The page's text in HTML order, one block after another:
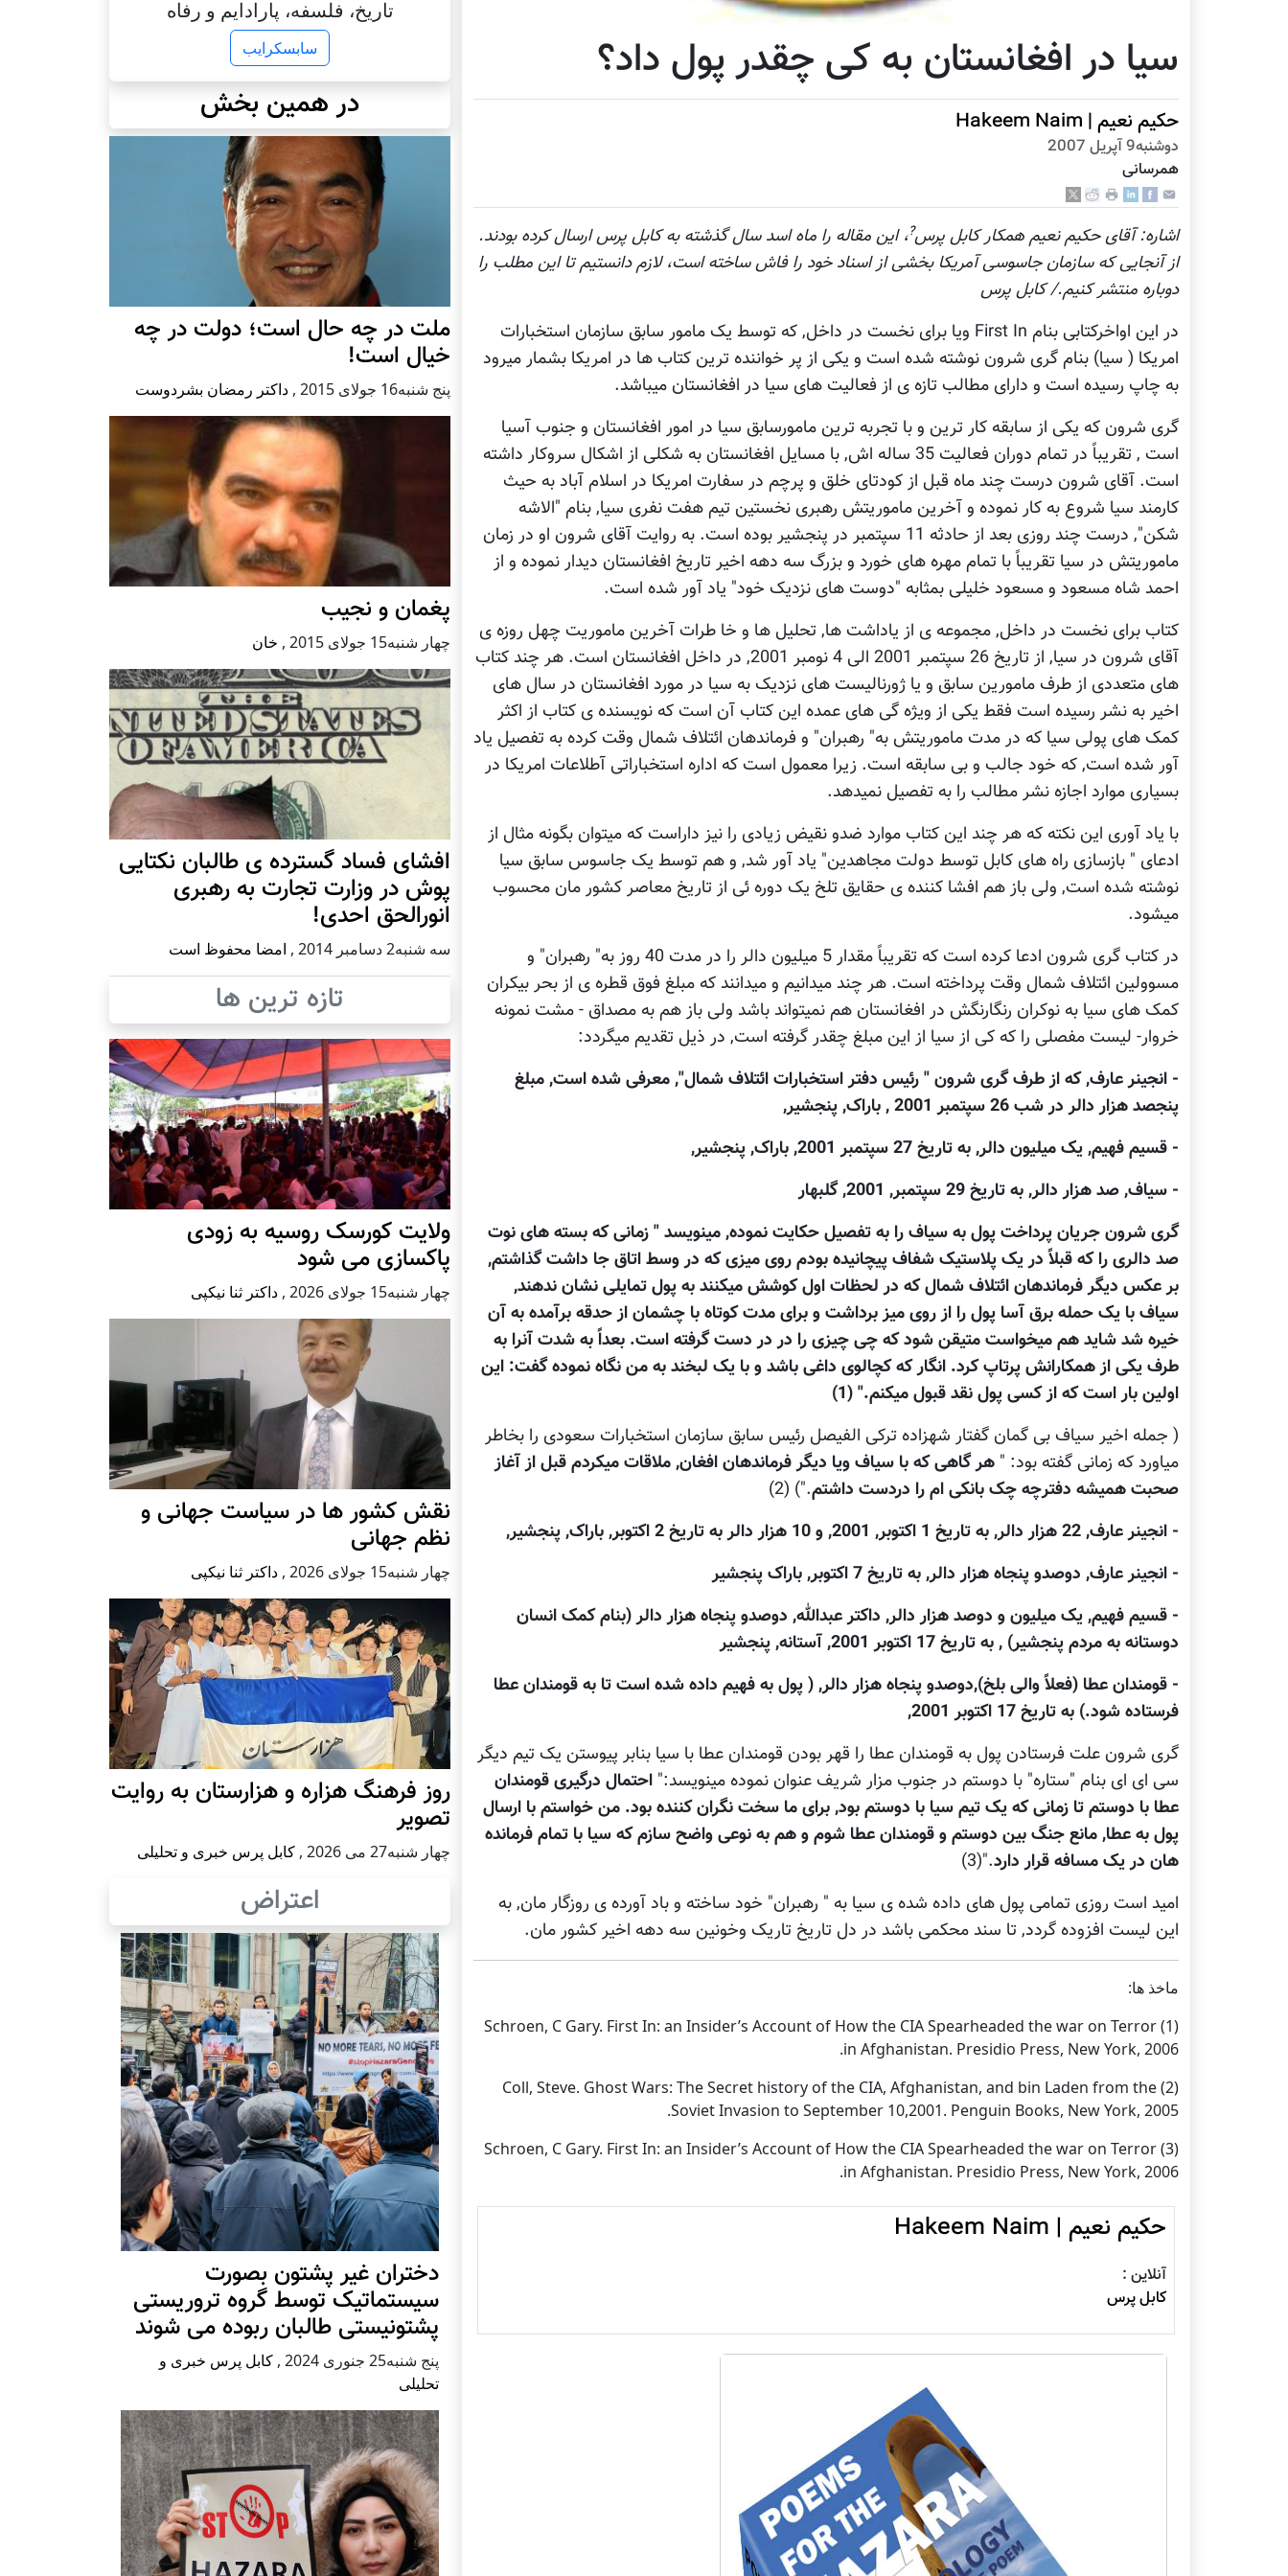
سیا در افغانستان به کی چقدر پول داد؟
حکيم نعيم | Hakeem Naim
دوشنبه9 آپریل 2007
همرسانی
اشاره: آقای حکيم نعيم همکار کابل پرس?، اين مقاله را ماه اسد سال گذشته به کابل پرس ارسال کرده بودند.
از آنجايی که سازمان جاسوسی آمريکا بخشی از اسناد خود را فاش ساخته است، لازم دانستيم تا اين مطلب را
دوباره منتشر کنيم./ کابل پرس
در این اواخرکتابی بنام First In ویا برای نخست در داخل, که توسط یک مامور سابق سازمان استخبارات
امریکا ( سیا) بنام گری شرون نوشته شده است و یکی از پر خواننده ترین کتاب ها در امریکا بشمار میرود
به چاپ رسیده است و دارای مطالب تازه ی از فعالیت های سیا در افغانستان میباشد.
گری شرون که یکی از سابقه کار ترین و با تجربه ترین مامورسابق سیا در امور افغانستان و جنوب آسیا
است , تقریباً در تمام دوران فعالیت 35 ساله اش, با مسایل افغانستان به شکلی از اشکال سروکار داشته
است. آقای شرون درست چند ماه قبل از کودتای خلق و پرچم در سفارت امریکا در اسلام آباد به حیث
کارمند سیا شروع به کار نموده و آخرین ماموریتش رهبری نخستین تیم هفت نفری سیا, بنام "الاشه
شکن", درست چند روزی بعد از حادثه 11 سپتمبر در پنجشیر بوده است. به روایت آقای شرون او در زمان
ماموریتش در سیا تقریباً با تمام مهره های خورد و بزرگ سه دهه اخیر تاریخ افغانستان دیدار نموده و از
احمد شاه مسعود و مسعود خلیلی بمثابه "دوست های نزدیک خود" یاد آور شده است.
کتاب برای نخست در داخل, مجموعه ی از یاداشت ها, تحلیل ها و خا طرات آخرین ماموریت چهل روزه ی
آقای شرون در سیا, از تاریخ 26 سپتمبر 2001 الی 4 نومبر 2001, در داخل افغانستان است. هر چند کتاب
های متعددی از طرف مامورین سابق و یا ژورنالیست های نزدیک به سیا در مورد افغانستان در سال های
اخیر به نشر رسیده است فقط یکی از ویژه گی های عمده این کتاب آن است که نویسنده ی کتاب از اکثر
کمک های پولی سیا که در مدت ماموریتش به" رهبران" و فرماندهان ائتلاف شمال وقت کرده به تفصیل یاد
آور شده است, که خود جالب و بی سابقه است. زیرا معمول است که اداره استخباراتی آطلاعات امریکا در
بسیاری موارد اجازه نشر مطالب را به تفصیل نمیدهد.
با یاد آوری این نکته که هر چند این کتاب موارد ضدو نقیض زیادی را نیز داراست که میتوان بگونه مثال از
ادعای " بازسازی راه های کابل توسط دولت مجاهدین" یاد آور شد, و هم توسط یک جاسوس سابق سیا
نوشته شده است, ولی باز هم افشا کننده ی حقایق تلخ یک دوره ئی از تاریخ معاصر کشور مان محسوب
میشود.
در کتاب گری شرون ادعا کرده است که تقریباً مقدار 5 میلیون دالر را در مدت 40 روز به" رهبران" و
مسوولین ائتلاف شمال وقت پرداخته است. هر چند میدانیم و میدانند که مبلغ فوق قطره ی از بحر بیکران
کمک های سیا به نوکران رنگارنگش در افغانستان هم نمیتواند باشد ولی باز هم به مصداق - مشت نمونه
خروار- لیست مفصلی را که کی از سیا از این مبلغ چقدر گرفته است, در ذیل تقدیم میگردد:
- انجینر عارف, که از طرف گری شرون " رئیس دفتر استخبارات ائتلاف شمال", معرفی شده است, مبلغ
پنجصد هزار دالر در شب 26 سپتمبر 2001 , باراک, پنجشیر,
- قسیم فهیم, یک میلیون دالر, به تاریخ 27 سپتمبر 2001, باراک, پنجشیر,
- سیاف, صد هزار دالر, به تاریخ 29 سپتمبر, 2001, گلبهار
گری شرون جریان پرداخت پول به سیاف را به تفصیل حکایت نموده, مینویسد " زمانی که بسته های نوت
صد دالری را که قبلاً در یک پلاستیک شفاف پیچانیده بودم روی میزی که در وسط اتاق جا داشت گذاشتم,
بر عکس دیگر فرماندهان ائتلاف شمال که در لحظات اول کوشش میکنند به پول تمایلی نشان ندهند,
سیاف با یک حمله برق آسا پول را از روی میز برداشت و برای مدت کوتاه با چشمان از حدقه برآمده به آن
خیره شد شاید هم میخواست متیقن شود که چی چیزی را در در دست گرفته است. بعداً به شدت آنرا به
طرف یکی از همکارانش پرتاپ کرد. انگار که کچالوی داغی باشد و با یک لبخند به من نگاه نموده گفت: این
اولین بار است که از کسی پول نقد قبول میکنم." (1)
( جمله اخیر سیاف بی گمان گفتار شهزاده ترکی الفیصل رئیس سابق سازمان استخبارات سعودی را بخاطر
میاورد که زمانی گفته بود: " هر گاهی که با سیاف ویا دیگر فرماندهان افغان, ملاقات میکردم قبل از آغاز
صحبت همیشه دفترچه چک بانکی ام را دردست داشتم.") (2)
- انجینر عارف, 22 هزار دالر, به تاریخ 1 اکتوبر, 2001, و 10 هزار دالر به تاریخ 2 اکتوبر, باراک, پنجشیر,
- انجینر عارف, دوصدو پنجاه هزار دالر, به تاریخ 7 اکتوبر, باراک پنجشیر
- قسیم فهیم, یک میلیون و دوصد هزار دالر, داکتر عبدالله, دوصدو پنجاه هزار دالر (بنام کمک انسان
دوستانه به مردم پنجشیر) , به تاریخ 17 اکتوبر 2001, آستانه, پنجشیر
- قومندان عطا (فعلاً والی بلخ),دوصدو پنجاه هزار دالر, ( پول به فهیم داده شده است تا به قومندان عطا
فرستاده شود.) به تاریخ 17 اکتوبر 2001,
گری شرون علت فرستادن پول به قومندان عطا را قهر بودن قومندان عطا با سیا بنابر پیوستن یک تیم دیگر
سی ای ای بنام "ستاره" با دوستم در جنوب مزار شریف عنوان نموده مینویسد:" احتمال درگیری قومندان
عطا با دوستم تا زمانی که یک تیم سیا با دوستم بود, برای ما سخت نگران کننده بود. من خواستم با ارسال
پول به عطا, مانع جنگ بین دوستم و قومندان عطا شوم و هم به نوعی واضح سازم که سیا با تمام فرمانده
هان در یک مسافه قرار دارد."(3)
امید است روزی تمامی پول های داده شده ی سیا به " رهبران" خود ساخته و باد آورده ی روزگار مان, به
این لیست افزوده گردد, تا سند محکمی باشد در دل تاریخ تاریک وخونین سه دهه اخیر کشور مان.
ماخذ ها:
(1) Schroen, C Gary. First In: an Insider’s Account of How the CIA Spearheaded the war on Terror
in Afghanistan. Presidio Press, New York, 2006.
(2) Coll, Steve. Ghost Wars: The Secret history of the CIA, Afghanistan, and bin Laden from the
Soviet Invasion to September 10,2001. Penguin Books, New York, 2005.
(3) Schroen, C Gary. First In: an Insider’s Account of How the CIA Spearheaded the war on Terror
in Afghanistan. Presidio Press, New York, 2006.
حکيم نعيم | Hakeem Naim
آنلاین :
کابل پرس
تاریخ، فلسفه، پارادایم و رفاه
سابسکرایب
در همین بخش
ملت در چه حال است؛ دولت در چه
خیال است!
پنج شنبه16 جولای 2015 , داکتر رمضان بشردوست
پغمان و نجیب
چهار شنبه15 جولای 2015 , خان
افشای فساد گسترده ی طالبان نکتایی
پوش در وزارت تجارت به رهبری
انورالحق احدی!
سه شنبه2 دسامبر 2014 , امضا محفوظ است
تازه ترین ها
ولایت کورسک روسیه به زودی
پاکسازی می شود
چهار شنبه15 جولای 2026 , داکتر ثنا نیکپی
نقش کشور ها در سیاست جهانی و
نظم جهانی
چهار شنبه15 جولای 2026 , داکتر ثنا نیکپی
روز فرهنگ هزاره و هزارستان به روایت
تصویر
چهار شنبه27 می 2026 , کابل پرس خبری و تحلیلی
اعتراض
دختران غیر پشتون بصورت
سیستماتیک توسط گروه تروریستی
پشتونیستی طالبان ربوده می شوند
پنج شنبه25 جنوری 2024 , کابل پرس خبری و
تحلیلی